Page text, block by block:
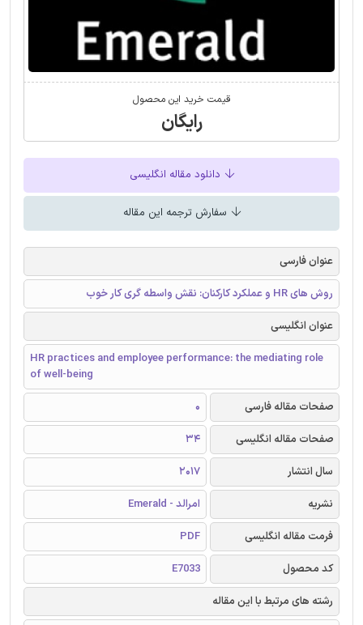
قیمت خرید این محصول
رایگان
دانلود مقاله انگلیسی
سفارش ترجمه این مقاله
عنوان فارسی
روش های HR و عملکرد کارکنان: نقش واسطه گری کار خوب
عنوان انگلیسی
HR practices and employee performance: the mediating role
of well-being
صفحات مقاله فارسی
0
صفحات مقاله انگلیسی
34
سال انتشار
2017
نشریه
امرالد - Emerald
فرمت مقاله انگلیسی
PDF
کد محصول
E7033
رشته های مرتبط با این مقاله